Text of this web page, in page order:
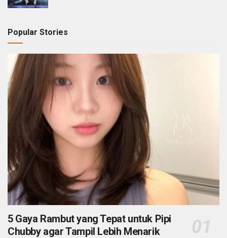
Popular Stories
5 Gaya Rambut yang Tepat untuk Pipi
Chubby agar Tampil Lebih Menarik